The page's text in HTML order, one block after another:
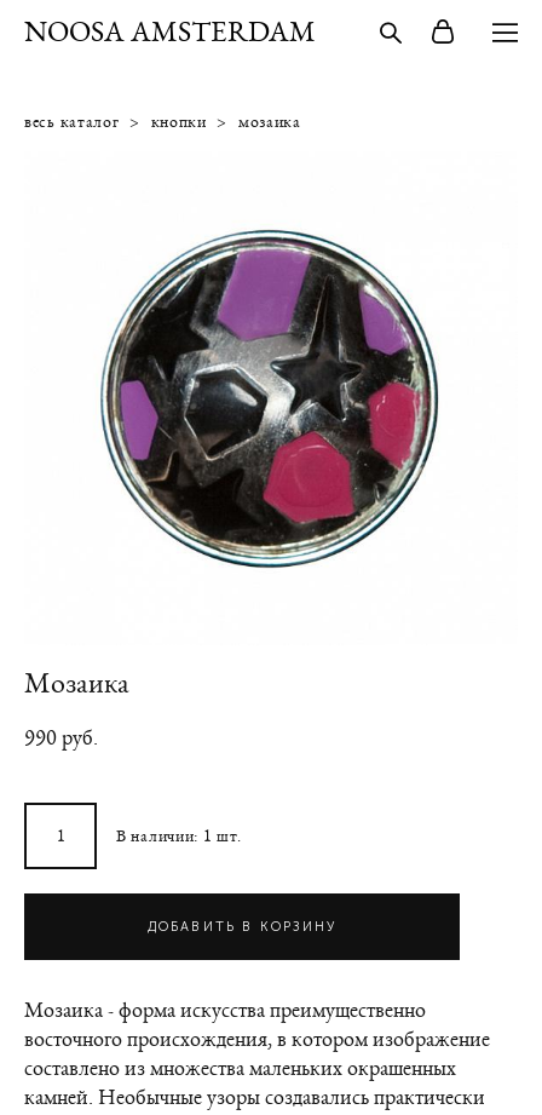
NOOSA AMSTERDAM
весь каталог > кнопки > мозаика
Мозаика
990 pуб.
В наличии: 1 шт.
ДОБАВИТЬ В КОРЗИНУ
Мозаика - форма искусства преимущественно
восточного происхождения, в котором изображение
составлено из множества маленьких окрашенных
камней. Необычные узоры создавались практически